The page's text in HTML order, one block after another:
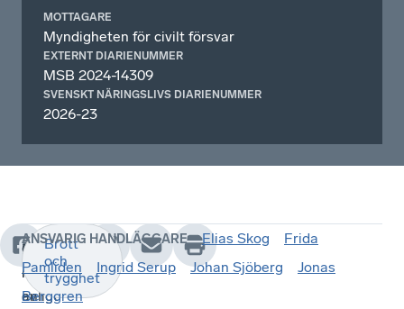
MOTTAGARE
Myndigheten för civilt försvar
EXTERNT DIARIENUMMER
MSB 2024-14309
SVENSKT NÄRINGSLIVS DIARIENUMMER
2026-23
Genom
revideringen
av
MCF
har
enligt
Brott
och
trygghet
ANSVARIG HANDLÄGGARE Elias Skog
Frida
Pamliden
Ingrid Serup Johan Sjöberg
Jonas
Berggren